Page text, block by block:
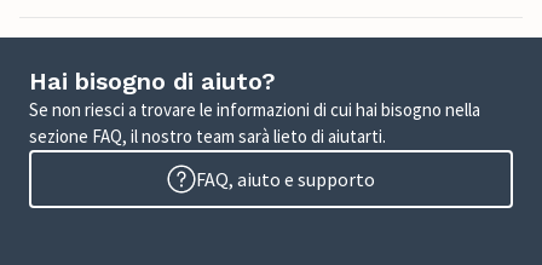
Hai bisogno di aiuto?
Se non riesci a trovare le informazioni di cui hai bisogno nella
sezione FAQ, il nostro team sarà lieto di aiutarti.
FAQ, aiuto e supporto